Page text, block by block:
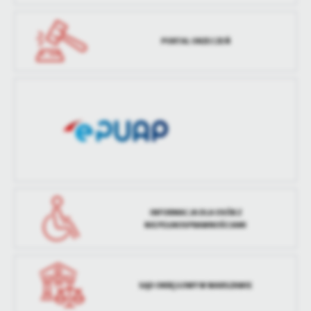
społecznościowych.
PORTAL ORZECZEŃ
INFORMACJA DLA OSÓB Z
NIEPEŁNOSPRAWNOŚCIAMI
SĄD OKRĘGOWY W WARSZAWIE